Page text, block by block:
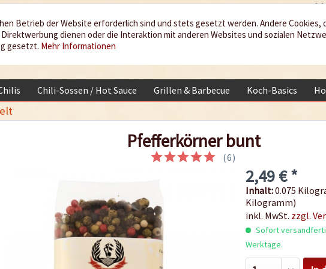
Chili-Sossen / Hot Sauce Grillen & Barbecue Koch-Basics
Pfefferkörner bunt
(6)
2,49 € *
Inhalt:0.075
Kilogramm)
inkl. MwSt. zzgl.
Sofort
Werktage.
Betrieb der Website erforderlich sind und stets gesetzt werden. Andere Cookies,
dienen oder die Interaktion mit anderen Websites und sozialen
gesetzt. Mehr Informationen